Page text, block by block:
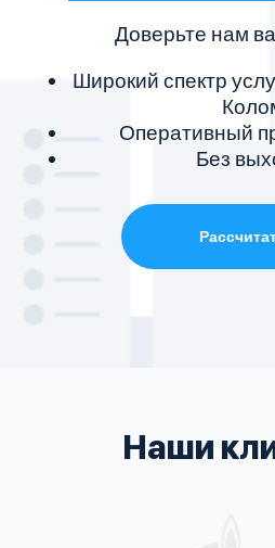
Доверьте нам
Широкий спектр
Оперативный
Без
Наши